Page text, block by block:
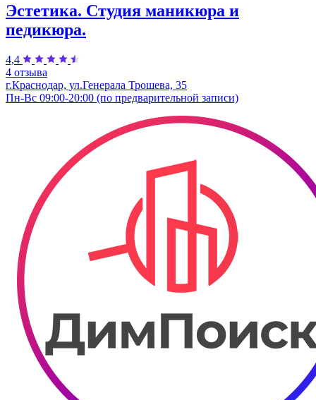
Эстетика. Студия маникюра и
педикюра.
4,4
4 отзыва
г.Краснодар, ул.Генерала Трошева, 35
Пн-Вс 09:00-20:00 (по предварительной записи)